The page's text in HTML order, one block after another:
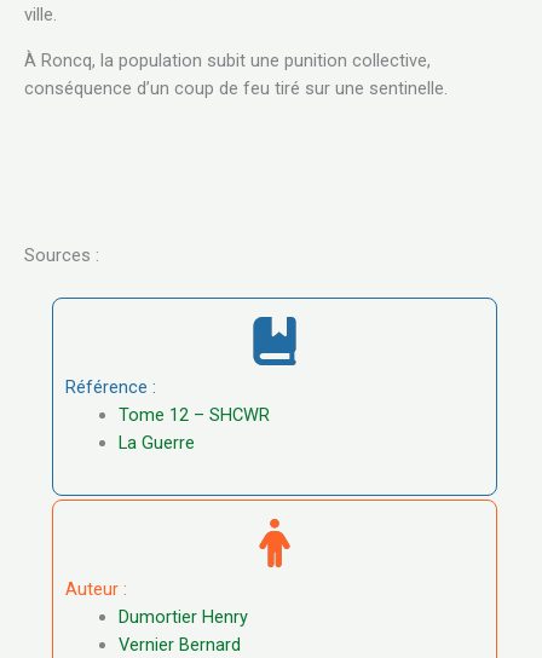
ville.
À Roncq, la population subit une punition collective,
conséquence d’un coup de feu tiré sur une sentinelle.
Sources :
Référence :
Tome 12 – SHCWR
La Guerre
Auteur :
Dumortier Henry
Vernier Bernard